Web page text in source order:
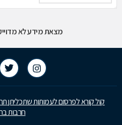
מצאת מידע לא
קול קורא לפרסום לעמותות שתכליתן
חרבות